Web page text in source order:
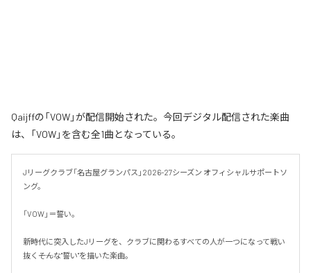
Qaijffの「VOW」が配信開始された。今回デジタル配信された楽曲
は、「VOW」を含む全1曲となっている。
Jリーグクラブ「名古屋グランパス」2026-27シーズン オフィシャルサポートソ
ング。
「VOW」＝誓い。
新時代に突入したJリーグを、クラブに関わるすべての人が一つになって戦い
抜く――そんな"誓い"を描いた楽曲。